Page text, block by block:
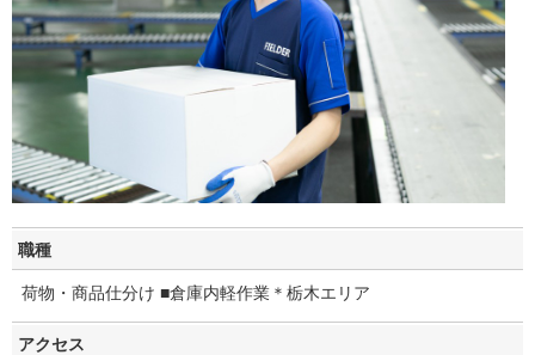
職種
荷物・商品仕分け ■倉庫内軽作業＊栃木エリア
アクセス